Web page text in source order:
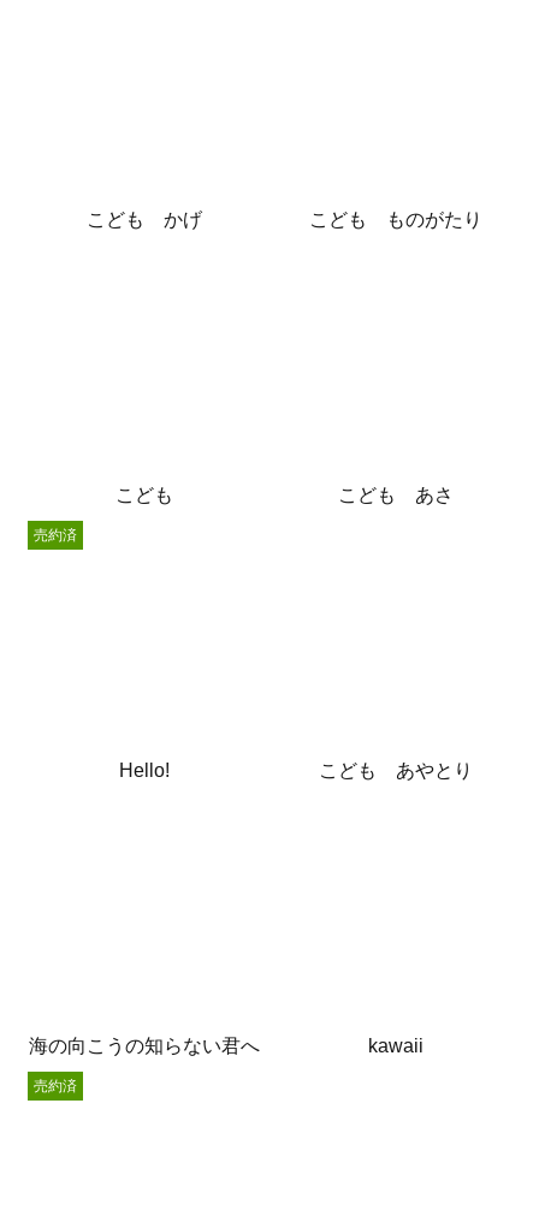
こども かげ こども ものがたり
こども こども あさ
Hello!
売約済
こども あやとり
海の向こうの知らない君へ kawaii
売約済